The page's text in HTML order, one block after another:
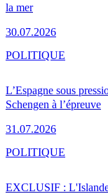
la mer
30.07.2026
L’Espagne sous
Schengen à l’épreuve
31.07.2026
POLITIQUE
EXCLUSIF : L'Islande
POLITIQUE